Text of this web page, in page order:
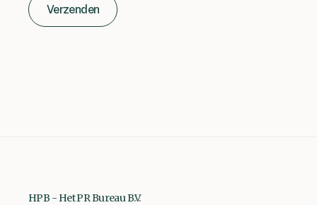
Verzenden
HPB - Het PR Bureau B.V.